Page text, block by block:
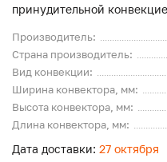
принудительной
Производитель:
Страна производитель:
Вид конвекции:
Ширина конвектора, мм:
Высота конвектора, мм:
Длина конвектора, мм:
Дата доставки: 27 октября